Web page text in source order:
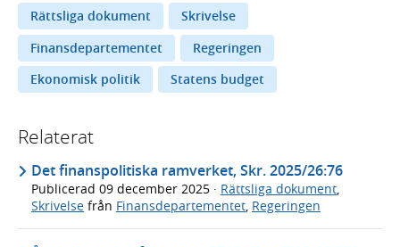
Rättsliga dokument
Skrivelse
Finansdepartementet
Regeringen
Ekonomisk politik
Statens budget
Relaterat
Det finanspolitiska ramverket, Skr. 2025/26:76
Publicerad 09 december 2025 · Rättsliga dokument,
Skrivelse från Finansdepartementet, Regeringen